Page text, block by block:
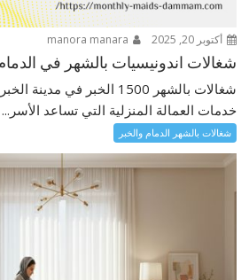
أكتوبر 20, 2025
شغالات اندونيسيات بالشهر في الدمام
شغالات بالشهر 1500 الخبر في
خدمات العمالة المنزلية التي تساعد الأسر...
شغالات بالشهر الدمام والخبر